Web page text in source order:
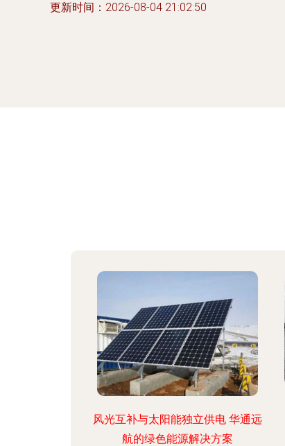
更新时间：2026-08-04 21:02:50
风光互补与太阳能独立供电 华通远
航的绿色能源解决方案